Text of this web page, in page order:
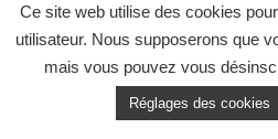
19
février
FC CHICHÉVS INTER
03:00 Chiché
Ce site web utilise des cookies
utilisateur. Nous supposerons que
mais vous pouvez vous
Réglages des cookies